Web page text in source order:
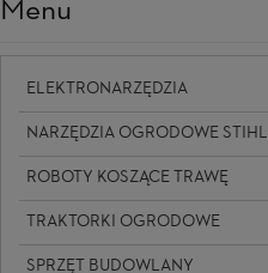
Menu
ELEKTRONARZĘDZIA
NARZĘDZIA OGRODOWE STIHL
ROBOTY KOSZĄCE TRAWĘ
TRAKTORKI OGRODOWE
SPRZĘT BUDOWLANY